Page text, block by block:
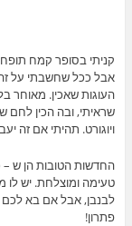
קניתי בסופר קמח
אבל ככל שחשבתי על זה
העוגות שאכין. מאוחר
שראיתי, ובה הכין
ויוגורט. תהיתי אם זה
החדשות הטובות הן ש
טעימה ומוצלחת. יש לו
לבנבן, אבל אם בא
פתרון!